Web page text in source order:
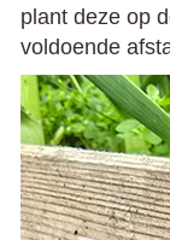
plant deze op
voldoende